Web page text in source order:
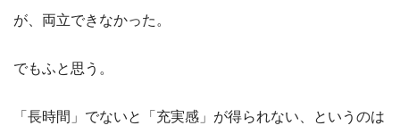
が、両立できなかった。
でもふと思う。
「長時間」でないと「充実感」が得られない、というのは